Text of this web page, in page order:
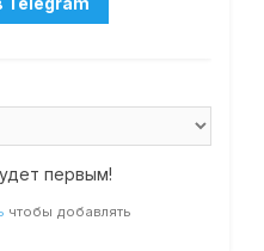
первым!
чтобы добавлять